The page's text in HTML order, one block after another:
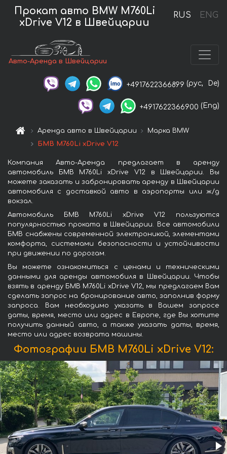
RUS ENG
Прокат авто BMW M760Li
xDrive V12 в Швейцарии
Авто-Аренда в Швейцарии
+4917622366899 (рус, De)
+4917622366900 (Eng)
Аренда авто в Швейцарии
Марка BMW
БМВ M760Li xDrive V12
Компания Авто-Аренда предлагает в аренду
автомобиль БМВ M760Li xDrive V12 в Швейцарии. Вы
можете заказать и забронировать аренду в Швейцарии
автомобиля с доставкой авто в аэропорты или ж/д
вокзал.
Автомобиль БМВ M760Li xDrive V12 пользуются
популярностью проката в Швейцарии. Все автомобили
БМВ снабжены современной электроникой, элементами
комфорта, системами безопасности и устойчивости
при движении по дорогам.
Вы можете ознакомиться с ценами и техническими
данными для аренды автомобиля в Швейцарии. Чтобы
взять в аренду БМВ M760Li xDrive V12, мы предлагаем Вам
сделать запрос на бронирование авто, заполнив форму
запроса. Вам необходимо указать в Вашем запросе
даты, время, место или адрес в Европе, где Вы хотите
получить данный авто, а также указать даты, время,
место или адрес возврата машины.
Фотографии БМВ M760Li xDrive V12: